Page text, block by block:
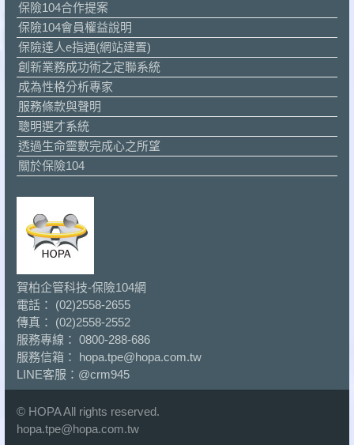
保險104合作提案
保險104會員權益說明
保險達人e指通(網站建置)
創新業務成功術之定聯系統
成為性格分析專家
服務條款與聲明
聰明選才系統
透過生命靈數完成心之所望
關於保險104
賀柏企管科技-保險104網
電話： (02)2558-2655
傳真： (02)2558-2552
服務專線： 0800-288-686
服務信箱： hopa.tpe@hopa.com.tw
LINE客服： @crm945
© HOPA All rights reserved.
hopa.tpe@hopa.com.tw